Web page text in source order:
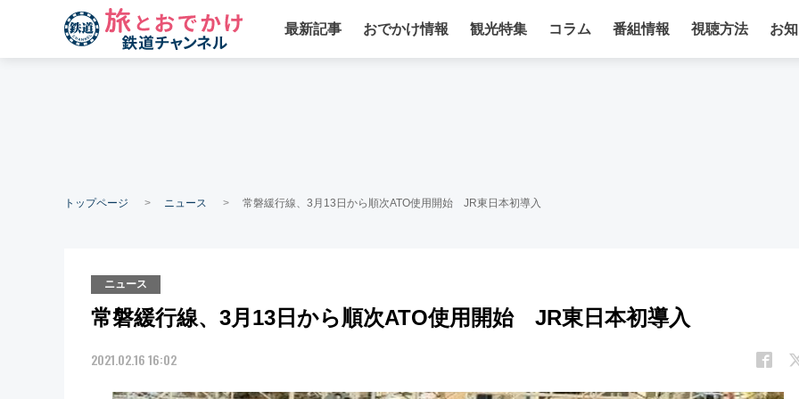
最新記事 おでかけ情報 観光特集 コラム 番組情報 視聴方法 お
トップページ ニュース 常磐緩行線、3月13日から順次ATO使用開始 JR東日本初導入
ニュース
常磐緩行線、3月13日から順次ATO使用開始 JR東日本初導入
2021.02.16 16:02